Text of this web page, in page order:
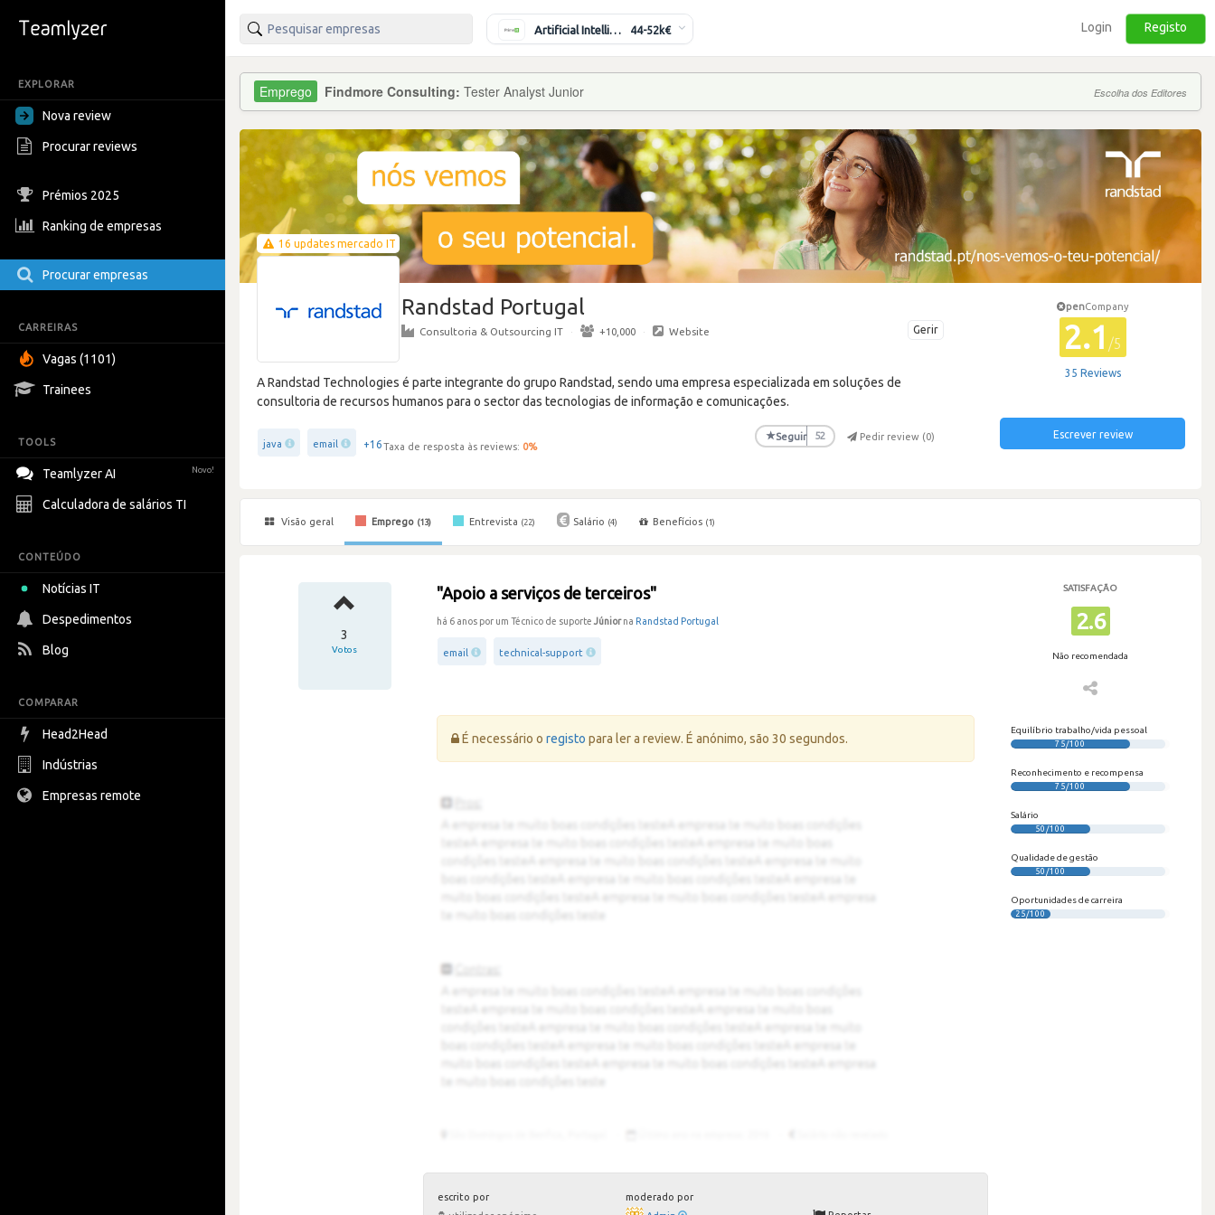
EXPLORAR
Nova review
Procurar reviews
Prémios 2025
Ranking de empresas
Procurar empresas
CARREIRAS
Vagas (1101)
Trainees
TOOLS
Teamlyzer AI Novo!
Calculadora de salários TI
CONTEÚDO
Notícias IT
Despedimentos
Blog
COMPARAR
Head2Head
Indústrias
Empresas remote
Artificial Intelligence Engineer 44-52k€ Login Registo
Findmore Consulting: Tester Analyst Junior Escolha dos Editores
16 updates mercado IT
Randstad Portugal
Gerir
Consultoria & Outsourcing IT · +10,000 · Website
A Randstad Technologies é parte integrante do grupo Randstad, sendo uma empresa especializada em soluções de
consultoria de recursos humanos para o sector das tecnologias de informação e comunicações.
java email +16Taxa de resposta às reviews: 0%
★Seguir 52 Pedir review (0)
penCompany
2.1 /5
35 Reviews
Escrever review
Visão geral Emprego (13) Entrevista (22) Salário (4) Benefícios (1)
3
Votos
"Apoio a serviços de terceiros"
há 6 anos por um Técnico de suporteJúniorna Randstad Portugal
email technical-support
SATISFAÇÃO
2.6
Não recomendada
Erro:
É necessário oregisto para ler a review. É anónimo, são 30 segundos.
Equilíbrio trabalho/vida pessoal
75/100
Reconhecimento e recompensa
75/100
Salário
50/100
Qualidade de gestão
50/100
Oportunidades de carreira
25/100
escrito por
moderado por